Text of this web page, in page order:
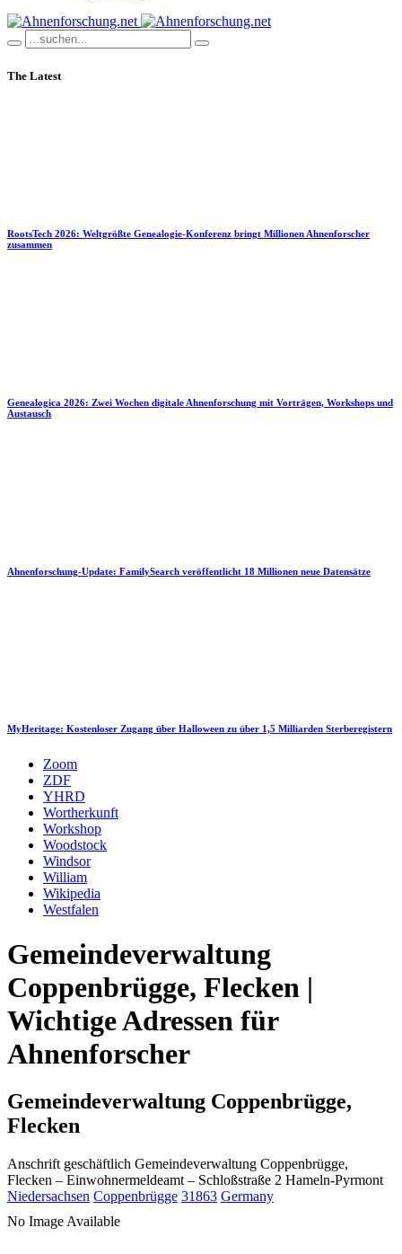
The Latest
RootsTech 2026: Weltgrößte Genealogie-Konferenz bringt Millionen Ahnenforscher
zusammen
Genealogica 2026: Zwei Wochen digitale Ahnenforschung mit Vorträgen, Workshops und
Austausch
Ahnenforschung-Update: FamilySearch veröffentlicht 18 Millionen neue Datensätze
MyHeritage: Kostenloser Zugang über Halloween zu über 1,5 Milliarden Sterberegistern
Zoom
ZDF
YHRD
Wortherkunft
Workshop
Woodstock
Windsor
William
Wikipedia
Westfalen
Gemeindeverwaltung
Coppenbrügge, Flecken |
Wichtige Adressen für
Ahnenforscher
Gemeindeverwaltung Coppenbrügge,
Flecken
Anschrift geschäftlich Gemeindeverwaltung Coppenbrügge,
Flecken – Einwohnermeldeamt – Schloßstraße 2 Hameln-Pyrmont
Niedersachsen Coppenbrügge 31863 Germany
No Image Available